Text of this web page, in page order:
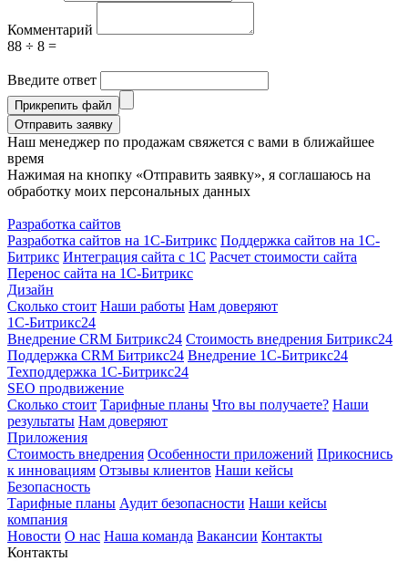
Комментарий
88 ÷ 8 =
Введите ответ
Прикрепить файл
Отправить заявку
Наш менеджер по продажам свяжется с вами в ближайшее
время
Нажимая на кнопку «Отправить заявку», я соглашаюсь на
обработку моих персональных данных
Разработка сайтов
Разработка сайтов на 1С-Битрикс Поддержка сайтов на 1С-
Битрикс Интеграция сайта с 1С Расчет стоимости сайта
Перенос сайта на 1С-Битрикс
Дизайн
Сколько стоит Наши работы Нам доверяют
1С-Битрикс24
Внедрение CRM Битрикс24 Стоимость внедрения Битрикс24
Поддержка CRM Битрикс24 Внедрение 1С-Битрикс24
Техподдержка 1С-Битрикс24
SEO продвижение
Сколько стоит Тарифные планы Что вы получаете? Наши
результаты Нам доверяют
Приложения
Стоимость внедрения Особенности приложений Прикоснись
к инновациям Отзывы клиентов Наши кейсы
Безопасность
Тарифные планы Аудит безопасности Наши кейсы
компания
Новости О нас Наша команда Вакансии Контакты
Контакты